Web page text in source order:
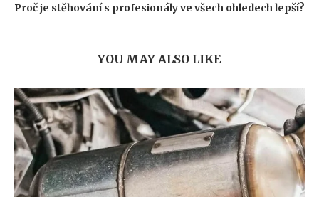
Proč je stěhování s profesionály ve všech ohledech lepší?
YOU MAY ALSO LIKE